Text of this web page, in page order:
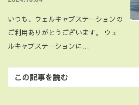
いつも、ウェルキャブステーションの
ご利用ありがとうございます。 ウェ
ルキャブステーションに…
この記事を読む